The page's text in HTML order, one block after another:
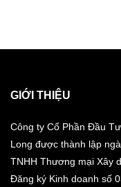
GIỚI THIỆU
Công ty Cổ Phần Đầu
Long được thành lập
TNHH Thương mại Xây
Đăng ký Kinh doanh số